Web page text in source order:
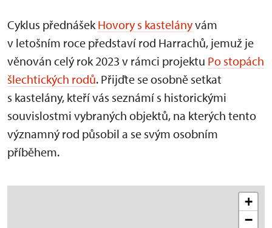
Cyklus přednášek Hovory s kastelányvám
v letošním roce představí rod Harrachů, jemuž je
věnován celý rok 2023 v rámci projektu Po stopách
šlechtických rodů. Přijďte se osobně setkat
s kastelány, kteří vás seznámí s historickými
souvislostmi vybraných objektů, na kterých tento
významný rod působil a se svým osobním
příběhem.
+
−